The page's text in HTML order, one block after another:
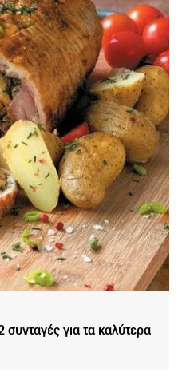
για τα καλύτερα